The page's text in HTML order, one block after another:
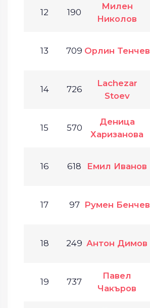
12 190
Милен
Николов
13 709 Орлин Тенчев
14 726
Lachezar
Stoev
15 570
Деница
Харизанова
16 618 Емил Иванов
17 97 Румен Бенчев
18 249 Антон Димов
19 737
Павел
Чакъров